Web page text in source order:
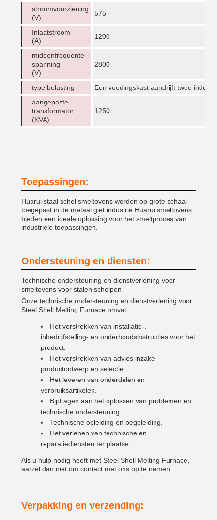
stroomvoorziening
(V)
575
Inlaatstroom
(A)
1200
middenfrequente
spanning
(V)
2800
type belasting
Een voedingskast aandrijft twee
aangepaste
transformator
(KVA)
1250
Toepassingen:
Huarui staal schel smeltovens worden op grote schaal
toegepast in de metaal giet industrie.Huarui smeltovens
bieden een ideale oplossing voor het smeltproces van
industriële toepassingen.
Ondersteuning en diensten:
Technische ondersteuning en dienstverlening voor
smeltovens voor stalen schelpen
Onze technische ondersteuning en dienstverlening voor
Steel Shell Melting Furnace omvat:
Het verstrekken van installatie-,
inbedrijfstelling- en onderhoudsinstructies voor het
product.
Het verstrekken van advies inzake
productontwerp en selectie.
Het leveren van onderdelen en
verbruiksartikelen.
Bijdragen aan het oplossen van problemen en
technische ondersteuning.
Technische opleiding en begeleiding.
Het verlenen van technische en
reparatiediensten ter plaatse.
Als u hulp nodig heeft met Steel Shell Melting Furnace,
aarzel dan niet om contact met ons op te nemen.
Verpakking en verzending: